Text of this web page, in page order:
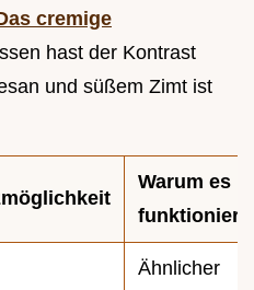
cremige
hast der Kontrast
und süßem Zimt ist
Warum es
funktioniert
Ähnlicher